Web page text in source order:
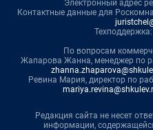
Электронный адрес
Контактные данные для
Техподдержка:
По вопросам
Жапарова Жанна, менеджер по
Ревина Мария, директор по
Редакция сайта не несет
информации,